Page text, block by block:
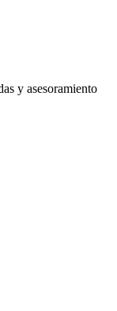
y asesoramiento